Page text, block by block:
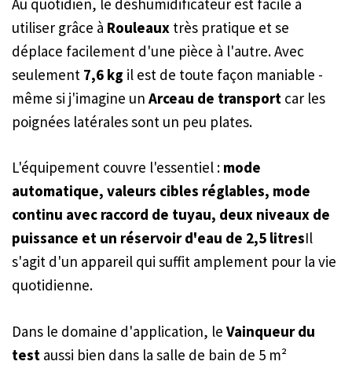
utiliser grâce à Rouleaux très pratique et se
déplace facilement d'une pièce à l'autre. Avec
seulement 7,6 kg il est de toute façon maniable -
même si j'imagine un Arceau de transport car les
poignées latérales sont un peu plates.
L'équipement couvre l'essentiel : mode
automatique, valeurs cibles réglables, mode
continu avec raccord de tuyau, deux niveaux de
puissance et un réservoir d'eau de 2,5 litresIl
s'agit d'un appareil qui suffit amplement pour la vie
quotidienne.
Dans le domaine d'application, le Vainqueur du
test aussi bien dans la salle de bain de 5 m²